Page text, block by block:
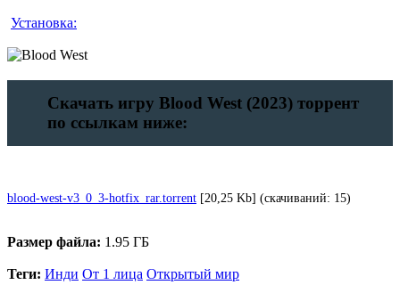
Установка:
Скачать игру Blood West (2023) торрент
по ссылкам ниже:
blood-west-v3_0_3-hotfix_rar.torrent [20,25 Kb] (cкачиваний: 15)
Размер файла: 1.95 ГБ
Теги: Инди От 1 лица Открытый мир